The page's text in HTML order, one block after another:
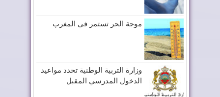
موجة الحر تستمر في المغرب
وزارة التربية الوطنية تحدد مواعيد
الدخول المدرسي المقبل